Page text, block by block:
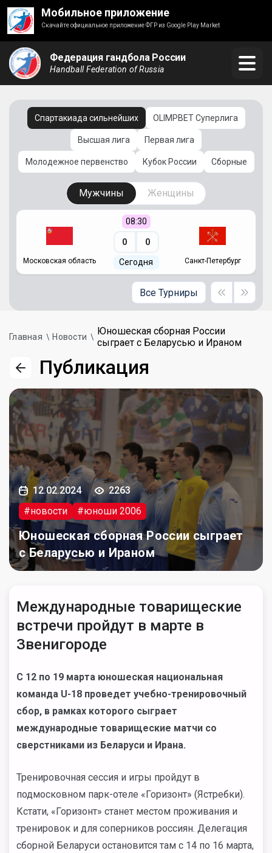
Мобильное приложение
Скачайте официальное приложение ФГР из Google Play Market
Федерация гандбола России
Handball Federation of Russia
Спартакиада сильнейших OLIMPBET Суперлига
Высшая лига Первая лига
Молодежное первенство Кубок России Сборные
Мужчины Женщины
Московская область
08:30
0 0
Сегодня Санкт-Петербург
Все Турниры
Главная Новости
Юношеская сборная России
сыграет с Беларусью и Ираном
Публикация
12.02.2024
2263
#новости
#юноши 2006
Юношеская сборная России сыграет
с Беларусью и Ираном
Международные товарищеские
встречи пройдут в марте в
Звенигороде
С 12 по 19 марта юношеская национальная
команда U-18 проведет учебно-тренировочный
сбор, в рамках которого сыграет
международные товарищеские матчи со
сверстниками из Беларуси и Ирана.
Тренировочная сессия и игры пройдут в
подмосковном парк-отеле «Горизонт» (Ястребки).
Кстати, «Горизонт» станет местом проживания и
тренировок и для соперников россиян. Делегация
сборной Беларуси остановится там с 14 по 16 марта,